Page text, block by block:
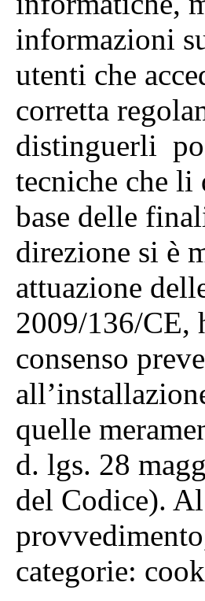
informazioni
utenti che
corretta
distinguerli
tecniche che
base delle
direzione si è
attuazione
2009/136/CE,
consenso
quelle
d. lgs. 28
del Codice).
categorie: